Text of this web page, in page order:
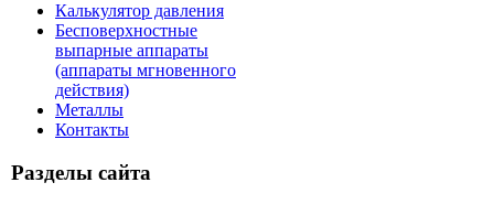
Калькулятор давления
Бесповерхностные
выпарные аппараты
(аппараты мгновенного
действия)
Металлы
Контакты
Разделы сайта